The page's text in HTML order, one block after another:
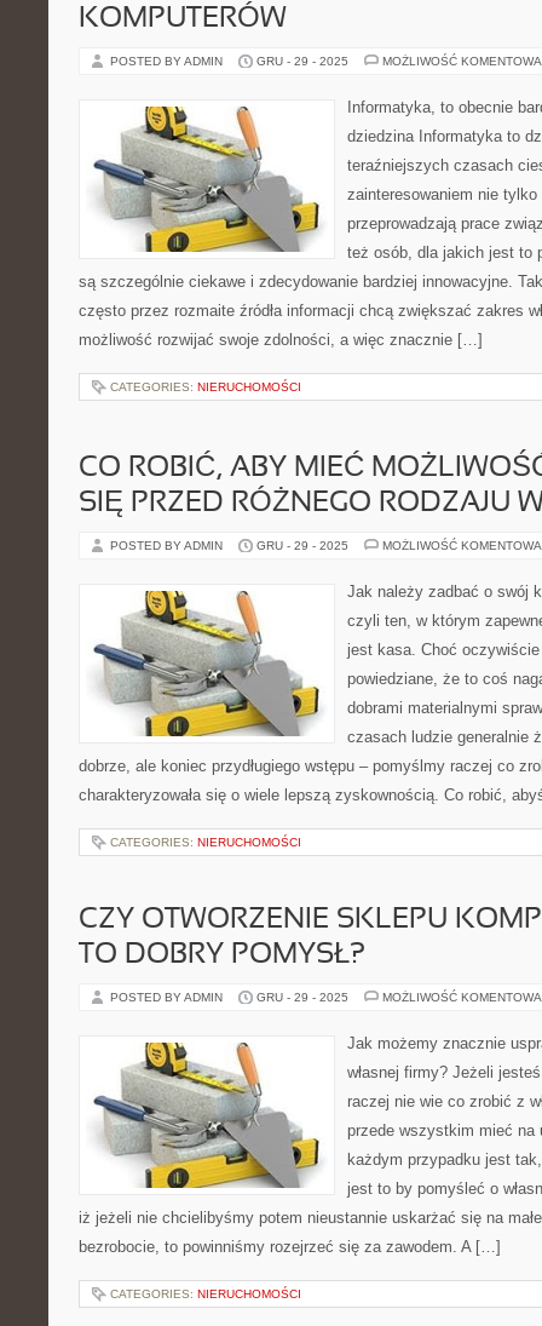
KOMPUTERÓW
POSTED BY ADMIN GRU - 29 - 2025 MOŻLIWOŚĆ
Informatyka, to obecnie
dziedzina Informatyka to
teraźniejszych czasach
zainteresowaniem nie
przeprowadzają prace
też osób, dla jakich jest to
są szczególnie ciekawe i zdecydowanie bardziej innowacyjne.
często przez rozmaite źródła informacji chcą zwiększać zakres
możliwość rozwijać swoje zdolności, a więc znacznie […]
CATEGORIES: NIERUCHOMOŚCI
CO ROBIĆ, ABY MIEĆ
SIĘ PRZED RÓŻNEGO RODZAJU
POSTED BY ADMIN GRU - 29 - 2025 MOŻLIWOŚĆ
Jak należy zadbać o swój
czyli ten, w którym
jest kasa. Choć
powiedziane, że to coś
dobrami materialnymi
czasach ludzie generalnie
dobrze, ale koniec przydługiego wstępu – pomyślmy raczej co
charakteryzowała się o wiele lepszą zyskownością. Co robić,
CATEGORIES: NIERUCHOMOŚCI
CZY OTWORZENIE SKLEPU
TO DOBRY POMYSŁ?
POSTED BY ADMIN GRU - 29 - 2025 MOŻLIWOŚĆ
Jak możemy znacznie
własnej firmy? Jeżeli
raczej nie wie co zrobić z
przede wszystkim mieć na
każdym przypadku jest
jest to by pomyśleć o
iż jeżeli nie chcielibyśmy potem nieustannie uskarżać się na
bezrobocie, to powinniśmy rozejrzeć się za zawodem. A […]
CATEGORIES: NIERUCHOMOŚCI